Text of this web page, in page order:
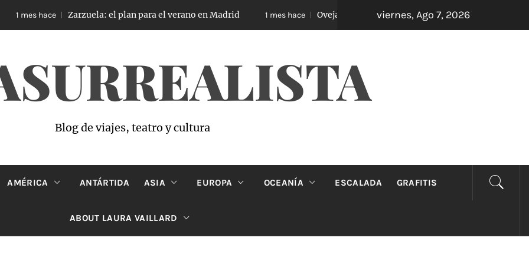
hace Zarzuela: el plan para el verano en Madrid 1 mes hace Oveja Negra: el unipersonal que se ríe de los mandatos
viernes, Ago 7, 2026
Blog de viajes, teatro y cultura
AMÉRICA ANTÁRTIDA ASIA EUROPA OCEANÍA ESCALADA GRAFITIS
ABOUT LAURA VAILLARD